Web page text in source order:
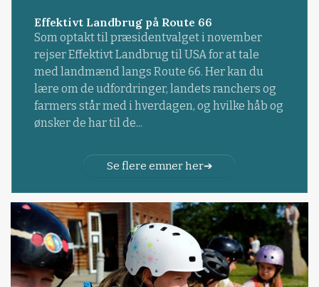
Effektivt Landbrug på Route 66
Som optakt til præsidentvalget i november
rejser Effektivt Landbrug til USA for at tale
med landmænd langs Route 66. Her kan du
lære om de udfordringer, landets ranchers og
farmers står med i hverdagen, og hvilke håb og
ønsker de har til de...
Se flere emner her